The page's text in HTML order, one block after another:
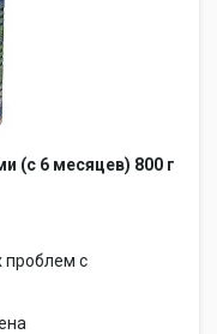
(с 6 месяцев) 800 г
проблем с